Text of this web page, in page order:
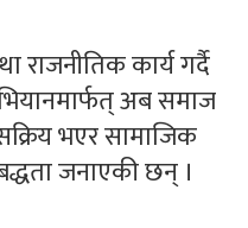
कार्य गर्दै
अब समाज
भएर सामाजिक
जनाएकी छन् ।